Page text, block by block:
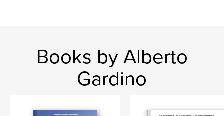
Books by Alberto
Gardino